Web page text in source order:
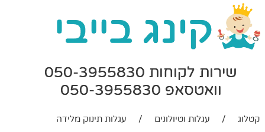
שירות לקוחות 050-3955830
וואטסאפ 050-3955830
קטלוג / עגלות וטיולונים / עגלות תינוק מלידה